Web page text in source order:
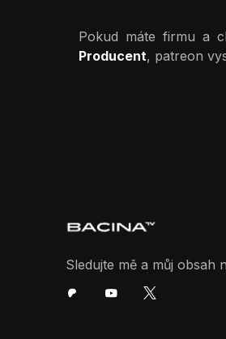
Pokud máte firmu a
Producent, patreon
Sledujte mě a můj obsah